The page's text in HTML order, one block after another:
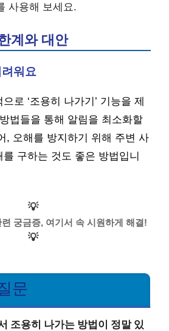
사용해 보세요.
계와 대안
워요
로 ‘조용히 나가기’ 기능을 제
법들을 통해 알림을 최소화할
, 오해를 방지하기 위해 주변 사
구하는 것도 좋은 방법입니
💡
궁금증, 여기서 속 시원하게 해결!
💡
문
조용히 나가는 방법이 정말 있